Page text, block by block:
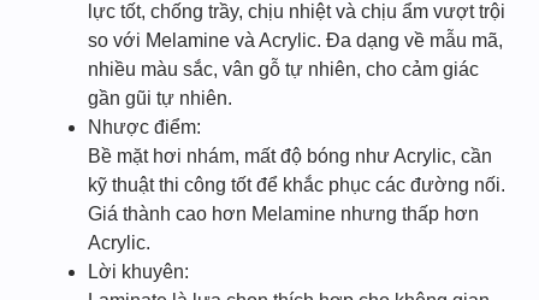
lực tốt, chống trầy, chịu nhiệt và chịu ẩm vượt trội
so với Melamine và Acrylic. Đa dạng về mẫu mã,
nhiều màu sắc, vân gỗ tự nhiên, cho cảm giác
gần gũi tự nhiên.
Nhược điểm:
Bề mặt hơi nhám, mất độ bóng như Acrylic, cần
kỹ thuật thi công tốt để khắc phục các đường nối.
Giá thành cao hơn Melamine nhưng thấp hơn
Acrylic.
Lời khuyên: